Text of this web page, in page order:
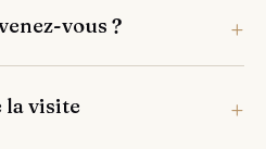
vous ?
la visite